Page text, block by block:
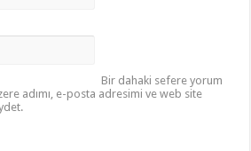
Bir dahaki sefere yorum
adımı, e-posta adresimi ve web site